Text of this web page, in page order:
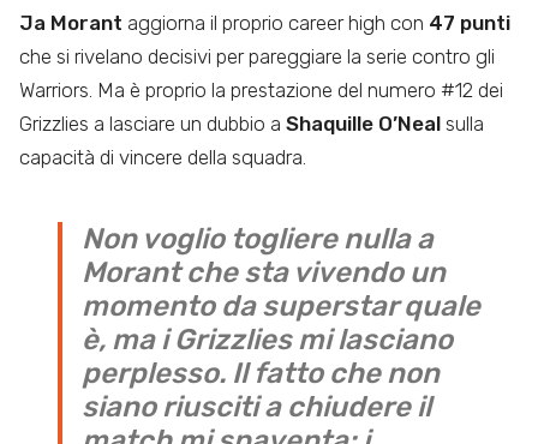
Ja Morant aggiorna il proprio career high con 47 punti
che si rivelano decisivi per pareggiare la serie contro gli
Warriors. Ma è proprio la prestazione del numero #12 dei
Grizzlies a lasciare un dubbio a Shaquille O’Neal sulla
capacità di vincere della squadra.
Non voglio togliere nulla a
Morant che sta vivendo un
momento da superstar quale
è, ma i Grizzlies mi lasciano
perplesso. Il fatto che non
siano riusciti a chiudere il